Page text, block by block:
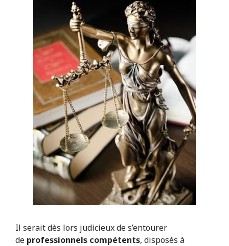
Il serait dès lors judicieux de s’entourer
de professionnels compétents, disposés à